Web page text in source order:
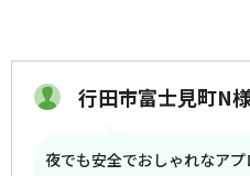
行田市富士見町N
夜でも安全でおしゃれなア